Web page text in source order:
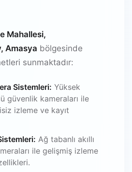
Mahallesi,
Amasya bölgesinde
sunmaktadır:
Sistemleri: Yüksek
güvenlik kameraları ile
izleme ve kayıt
Ağ tabanlı akıllı
ile gelişmiş izleme